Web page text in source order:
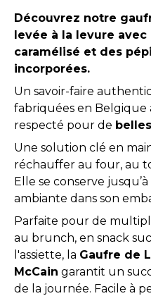
Découvrez notre
levée à la levure
caramélisé et des
incorporées.
Un savoir-faire
fabriquées en Belgique
respecté pour de
Une solution clé en
réchauffer au four, au
Elle se conserve
ambiante dans son
Parfaite pour de
au brunch, en snack
l'assiette, la Gaufre de
McCain garantit un
de la journée. Facile à